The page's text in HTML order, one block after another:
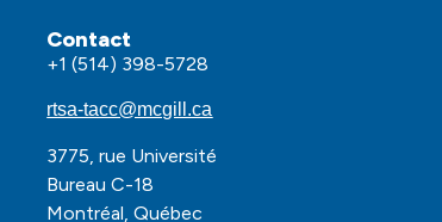
Contact
+1 (514) 398-5728
rtsa-tacc@mcgill.ca
3775, rue Université
Bureau C-18
Montréal, Québec